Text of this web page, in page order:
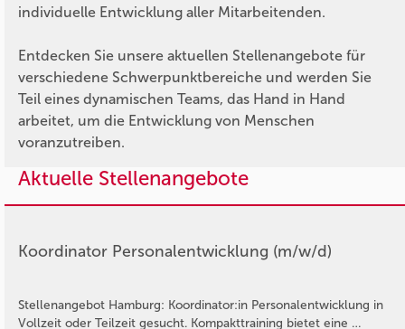
individuelle Entwicklung aller Mitarbeitenden.
Entdecken Sie unsere aktuellen Stellenangebote für
verschiedene Schwerpunktbereiche und werden Sie
Teil eines dynamischen Teams, das Hand in Hand
arbeitet, um die Entwicklung von Menschen
voranzutreiben.
Aktuelle Stellenangebote
Koordinator Personalentwicklung (m/w/d)
Stellenangebot Hamburg: Koordinator:in Personalentwicklung in
Vollzeit oder Teilzeit gesucht. Kompakttraining bietet eine …